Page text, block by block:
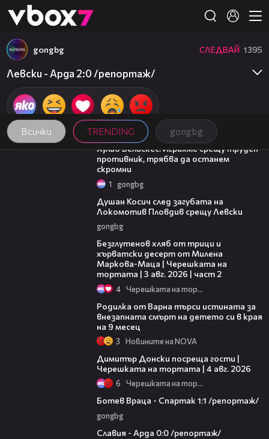
👾
Всички TRENDING gongbg
gongbg СЛЕДВАЙ 1395
Левски - Арда 2:0 /репортаж/
07:38
Хулио Веласкес: Играхме срещу труден
противник, трябва да останем
скромни
1 gongbg
Душан Косич след загубата на
Локомотив Пловдив срещу Левски
gongbg
Безглутенов хляб от трици и
хърватски десерт от Милена
Маркова-Маца | Черешката на
тортата | 3 авг. 2026 | част 2
4 Черешката на тортата
Родилка от Варна търси истината за
внезапната смърт на детето си в края
на 9 месец
3 Новините на NOVA
Димитър Донски посреща гости |
Черешката на тортата | 4 авг. 2026
6 Черешката на тортата
Ботев Враца - Спартак 1:1 /репортаж/
gongbg
Славия - Арда 0:0 /репортаж/